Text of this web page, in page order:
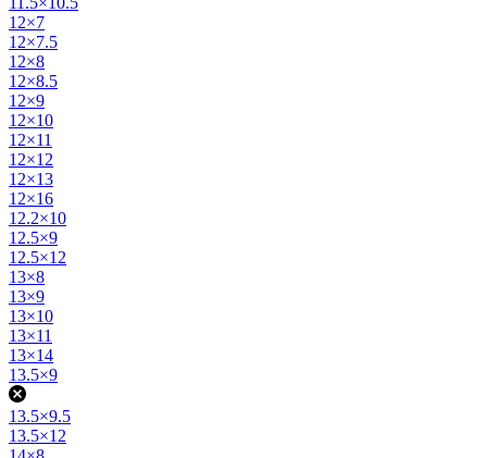
12×7
12×7.5
12×8
12×8.5
12×9
12×10
12×11
12×12
12×13
12×16
12.2×10
12.5×9
12.5×12
13×8
13×9
13×10
13×11
13×14
13.5×9
13.5×9.5
13.5×12